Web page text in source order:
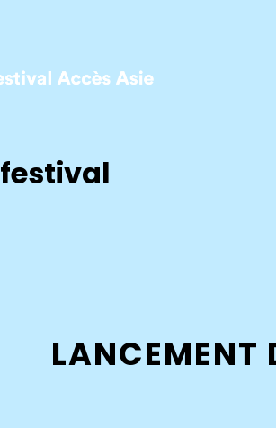
festival
LANCEMENT